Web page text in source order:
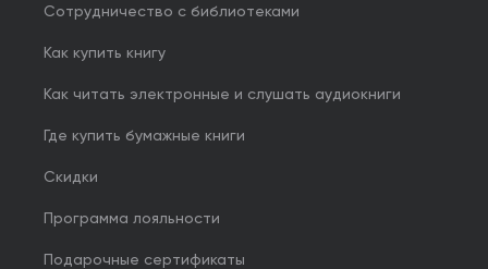
Сотрудничество с библиотеками
Как купить книгу
Как читать электронные и слушать аудиокниги
Где купить бумажные книги
Скидки
Программа лояльности
Подарочные сертификаты